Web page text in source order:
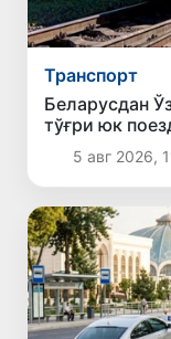
Транспорт
Беларусдан
тўғри юк
5 авг 2026,